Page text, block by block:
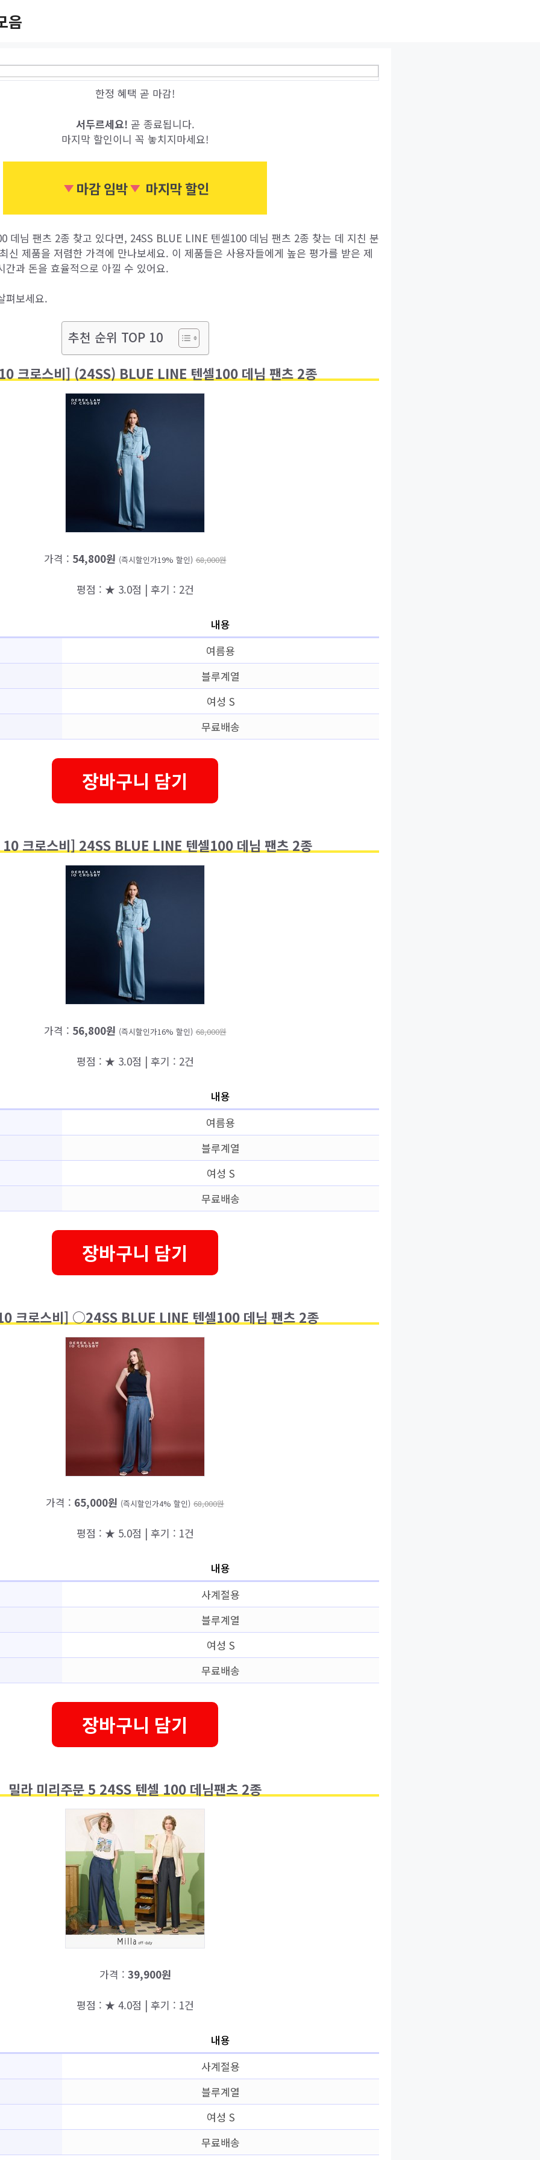
음
한정 혜택 곧 마감!
서두르세요! 곧 종료됩니다.
마지막 할인이니 꼭 놓치지마세요!
마감 임박 마지막 할인
데님 팬츠 2종 찾고 있다면, 24SS BLUE LINE 텐셀100 데님 팬츠 2종 찾는 데 지친 분
신 제품을 저렴한 가격에 만나보세요. 이 제품들은 사용자들에게 높은 평가를 받은 제
간과 돈을 효율적으로 아낄 수 있어요.
펴보세요.
추천 순위 TOP 10
크로스비] (24SS) BLUE LINE 텐셀100 데님 팬츠 2종
가격 : 54,800원 (즉시할인가19% 할인) 68,000원
평점 : ★ 3.0점 | 후기 : 2건
내용
여름용
블루계열
여성 S
무료배송
장바구니 담기
크로스비] 24SS BLUE LINE 텐셀100 데님 팬츠 2종
가격 : 56,800원 (즉시할인가16% 할인) 68,000원
평점 : ★ 3.0점 | 후기 : 2건
내용
여름용
블루계열
여성 S
무료배송
장바구니 담기
크로스비] ○24SS BLUE LINE 텐셀100 데님 팬츠 2종
가격 : 65,000원 (즉시할인가4% 할인) 68,000원
평점 : ★ 5.0점 | 후기 : 1건
내용
사계절용
블루계열
여성 S
무료배송
장바구니 담기
밀라 미리주문 5 24SS 텐셀 100 데님팬츠 2종
가격 : 39,900원
평점 : ★ 4.0점 | 후기 : 1건
내용
사계절용
블루계열
여성 S
무료배송